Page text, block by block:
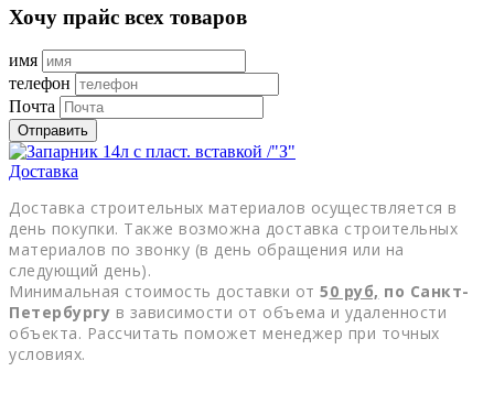
Хочу прайс всех товаров
имя
телефон
Почта
Отправить
Доставка
Доставка строительных материалов осуществляется в
день покупки. Также возможна доставка строительных
материалов по звонку (в день обращения или на
следующий день).
Минимальная стоимость доставки от 50 руб, по Санкт-
Петербургу в зависимости от объема и удаленности
объекта. Рассчитать поможет менеджер при точных
условиях.